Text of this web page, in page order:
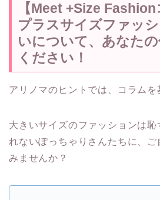
【Meet +Size Fashion
プラスサイズファッ
いについて、あなた
ください！
アリノマのヒントでは、コラムを
大きいサイズのファッションは恥
れないぽっちゃりさんたちに、ご
みませんか？